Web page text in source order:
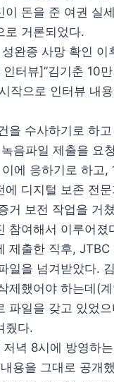
이 돈을 준 여권 실
로 거론되었다.
완종 사망 확인 이
인터뷰]”김기춘 10
작으로 인터뷰 내
을 수사하기로 하
음파일 제출을 요
에 응하기로 하고,
에 디지털 보존 전
거 보전 작업을 거
참여해서 이루어졌
제출한 직후, JTBC
일을 넘겨받았다.
제했어야 하는데(
파일을 갖고 있었
줬다.
녁 8시에 방영하는
용을 그대로 공개